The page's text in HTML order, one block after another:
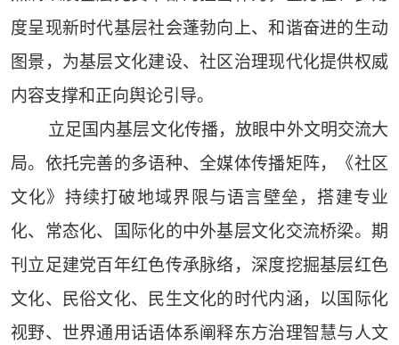
度呈现新时代基层社会蓬勃向上、和谐奋进的生动
图景，为基层文化建设、社区治理现代化提供权威
内容支撑和正向舆论引导。
立足国内基层文化传播，放眼中外文明交流大
局。依托完善的多语种、全媒体传播矩阵，《社区
文化》持续打破地域界限与语言壁垒，搭建专业
化、常态化、国际化的中外基层文化交流桥梁。期
刊立足建党百年红色传承脉络，深度挖掘基层红色
文化、民俗文化、民生文化的时代内涵，以国际化
视野、世界通用话语体系阐释东方治理智慧与人文